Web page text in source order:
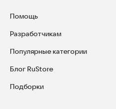
Помощь
Установка RuStore на TV
Установка RuStore на телефон
Установка RuStore в машину
Помощь пользователям RuStore
Разработчикам
Зарабатывать с RuStore
Стать разработчиком
Доступ к RuStore Консоль
Популярные категории
Игры для Android
Приложения банков
Блог RuStore
Обзоры игр для Android 2025
Подборки